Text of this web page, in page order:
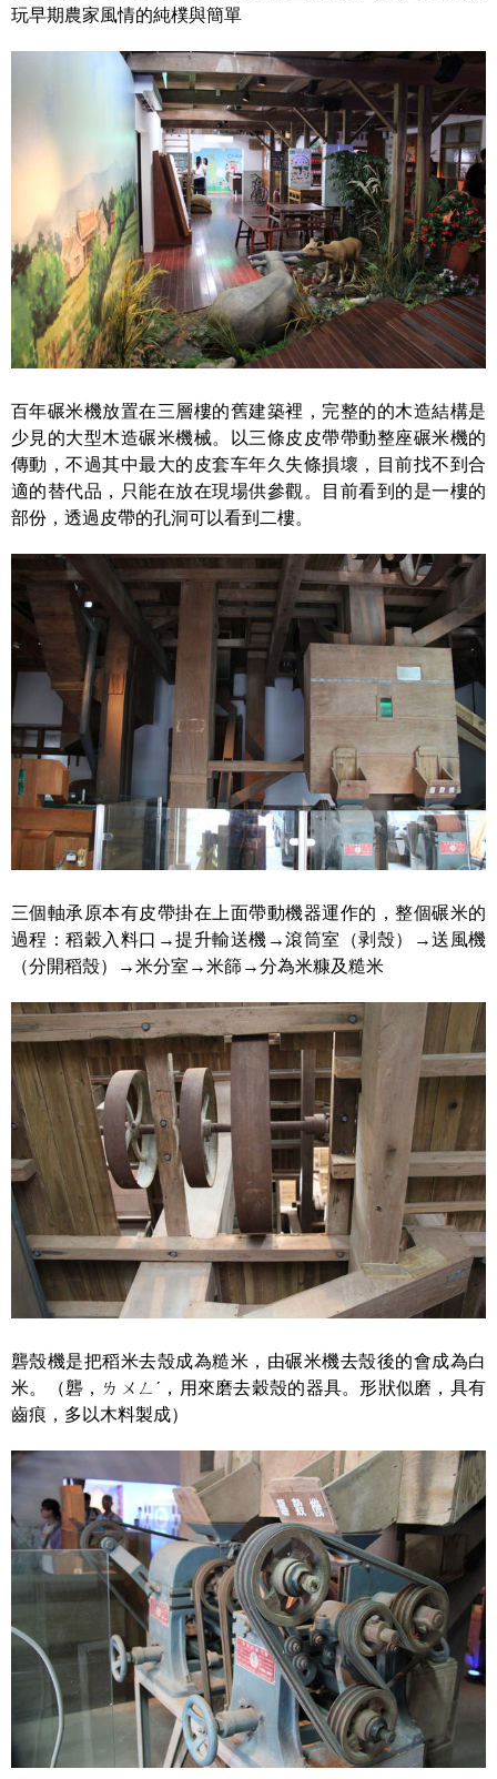
玩早期農家風情的純樸與簡單
百年碾米機放置在三層樓的舊建築裡，完整的的木造結構是
少見的大型木造碾米機械。以三條皮皮帶帶動整座碾米機的
傳動，不過其中最大的皮套车年久失條損壞，目前找不到合
適的替代品，只能在放在現場供參觀。目前看到的是一樓的
部份，透過皮帶的孔洞可以看到二樓。
三個軸承原本有皮帶掛在上面帶動機器運作的，整個碾米的
過程：稻穀入料口→提升輸送機→滾筒室（剥殼）→送風機
（分開稻殼）→米分室→米篩→分為米糠及糙米
礱殼機是把稻米去殼成為糙米，由碾米機去殼後的會成為白
米。（礱，ㄌㄨㄥˊ，用來磨去穀殼的器具。形狀似磨，具有
齒痕，多以木料製成）